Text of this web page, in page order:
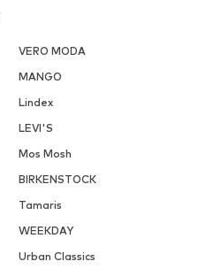
VERO MODA
MANGO
Lindex
LEVI'S
Mos Mosh
BIRKENSTOCK
Tamaris
WEEKDAY
Urban Classics